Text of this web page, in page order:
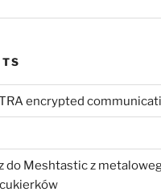
encrypted
do Meshtastic z